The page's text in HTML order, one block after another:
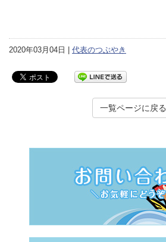
2020年03月04日 | 代表のつぶやき
一覧ページに戻る